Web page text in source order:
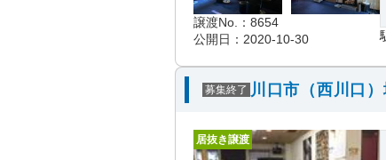
譲渡No.：8654
公開日：2020-10-30
募集終了 川口市（西川口
居抜き譲渡